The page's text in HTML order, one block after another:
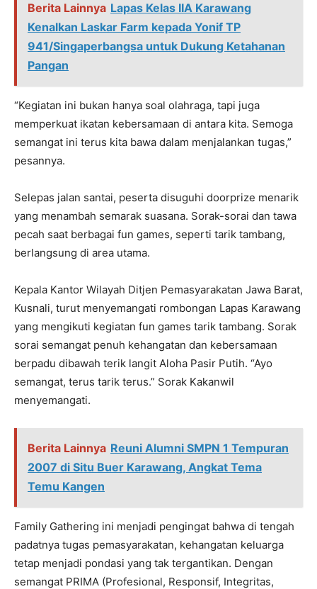
Berita Lainnya Lapas Kelas IIA Karawang
Kenalkan Laskar Farm kepada Yonif TP
941/Singaperbangsa untuk Dukung Ketahanan
Pangan
“Kegiatan ini bukan hanya soal olahraga, tapi juga
memperkuat ikatan kebersamaan di antara kita. Semoga
semangat ini terus kita bawa dalam menjalankan tugas,”
pesannya.
Selepas jalan santai, peserta disuguhi doorprize menarik
yang menambah semarak suasana. Sorak-sorai dan tawa
pecah saat berbagai fun games, seperti tarik tambang,
berlangsung di area utama.
Kepala Kantor Wilayah Ditjen Pemasyarakatan Jawa Barat,
Kusnali, turut menyemangati rombongan Lapas Karawang
yang mengikuti kegiatan fun games tarik tambang. Sorak
sorai semangat penuh kehangatan dan kebersamaan
berpadu dibawah terik langit Aloha Pasir Putih. “Ayo
semangat, terus tarik terus.” Sorak Kakanwil
menyemangati.
Berita Lainnya Reuni Alumni SMPN 1 Tempuran
2007 di Situ Buer Karawang, Angkat Tema
Temu Kangen
Family Gathering ini menjadi pengingat bahwa di tengah
padatnya tugas pemasyarakatan, kehangatan keluarga
tetap menjadi pondasi yang tak tergantikan. Dengan
semangat PRIMA (Profesional, Responsif, Integritas,